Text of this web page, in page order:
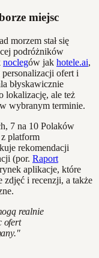
miejsc
morzem stał się
podróżników
noclegów jak hotele.ai,
ofert i
błyskawicznie
lokalizację, ale też
wybranym terminie.
7 na 10 Polaków
platform
rekomendacji
(por. Raport
aplikacje, które
i recenzji, a także
realnie
ofert